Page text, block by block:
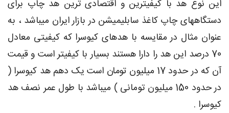
این نوع هد با کیفیترین و اقتصادی ترین هد چاپ برای
دستگاههای چاپ کاغذ سابلیمیشن در بازار ایران میباشد ، به
عنوان مثال در مقایسه با هدهای کیوسرا که کیفیتی معادل
70 درصد این هد را دارا هستند بسیار با کیفیتر است و قیمت
آن که در حدود 17 میلیون تومان است یک دهم هد کیوسرا (
در حدود 150 میلیون تومانی ) میباشد با طول عمر نصف هد
کیوسرا .